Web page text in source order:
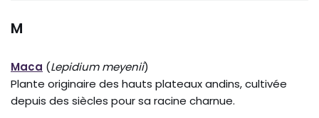
M
Maca (Lepidium meyenii)
Plante originaire des hauts plateaux andins, cultivée
depuis des siècles pour sa racine charnue.